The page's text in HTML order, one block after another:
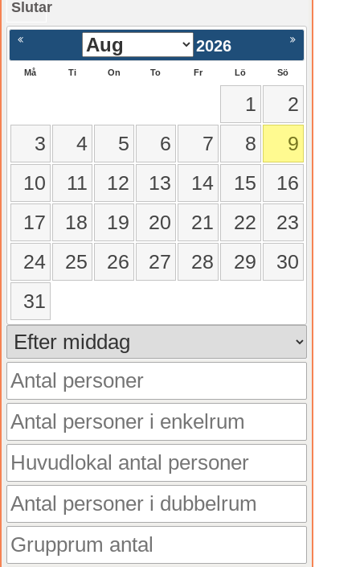
Slutar
Nästa >
2026
Må Ti On To Fr Lö Sö
1
2
3
4 5 6 7 8
9
10
11 12 13 14 15
16
17
18 19 20 21 22
23
24
25 26 27 28 29
30
31